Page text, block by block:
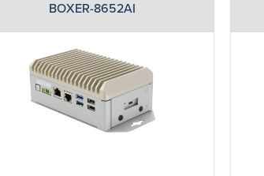
BOXER-8652AI